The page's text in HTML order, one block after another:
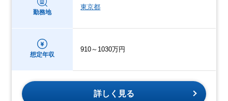
勤務地
東京都
想定年収
910～1030万円
詳しく見る